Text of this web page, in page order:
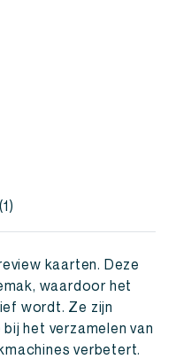
kaarten. Deze
waardoor het
wordt. Ze zijn
het verzamelen van
verbetert.